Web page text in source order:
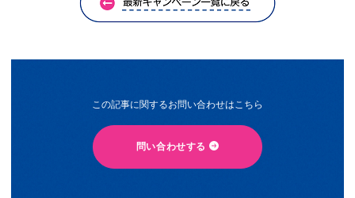
この記事に関するお問い合わせはこちら
問い合わせする